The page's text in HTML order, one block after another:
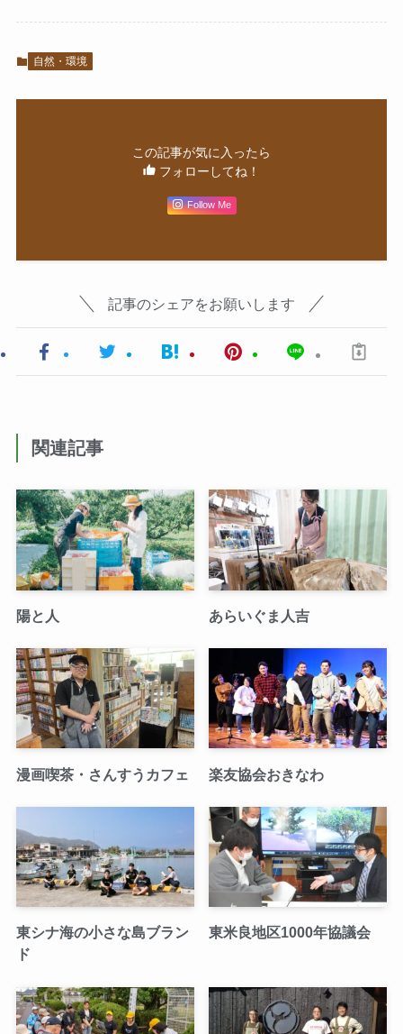
自然・環境
この記事が気に入ったら
フォローしてね！
Follow Me
記事のシェアをお願いします
関連記事
陽と人 あらいぐま人吉
漫画喫茶・さんすうカフェ 楽友協会おきなわ
東シナ海の小さな島ブラン
ド
東米良地区1000年協議会